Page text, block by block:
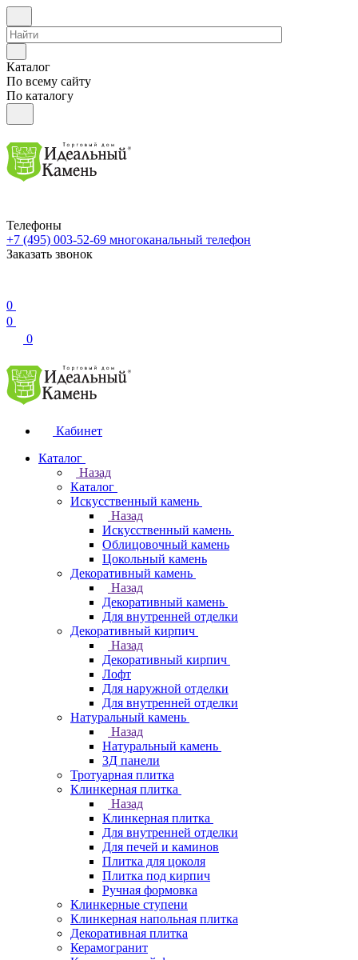
Каталог
По всему сайту
По каталогу
Телефоны
+7 (495) 003-52-69 многоканальный телефон
Заказать звонок
0
0
0
Кабинет
Каталог
Назад
Каталог
Искусственный камень
Назад
Искусственный камень
Облицовочный камень
Цокольный камень
Декоративный камень
Назад
Декоративный камень
Для внутренней отделки
Декоративный кирпич
Назад
Декоративный кирпич
Лофт
Для наружной отделки
Для внутренней отделки
Натуральный камень
Назад
Натуральный камень
3Д панели
Тротуарная плитка
Клинкерная плитка
Назад
Клинкерная плитка
Для внутренней отделки
Для печей и каминов
Плитка для цоколя
Плитка под кирпич
Ручная формовка
Клинкерные ступени
Клинкерная напольная плитка
Декоративная плитка
Керамогранит